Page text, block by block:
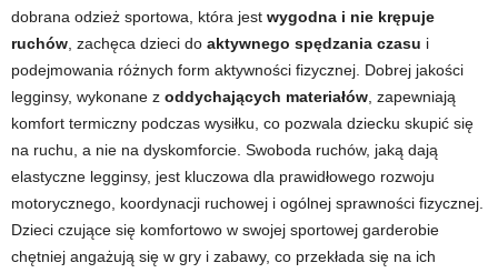
dobrana odzież sportowa, która jest wygodna i nie krępuje
ruchów , zachęca dzieci do aktywnego spędzania czasu i
podejmowania różnych form aktywności fizycznej. Dobrej jakości
legginsy, wykonane z oddychających materiałów , zapewniają
komfort termiczny podczas wysiłku, co pozwala dziecku skupić się
na ruchu, a nie na dyskomforcie. Swoboda ruchów, jaką dają
elastyczne legginsy, jest kluczowa dla prawidłowego rozwoju
motorycznego, koordynacji ruchowej i ogólnej sprawności fizycznej.
Dzieci czujące się komfortowo w swojej sportowej garderobie
chętniej angażują się w gry i zabawy, co przekłada się na ich